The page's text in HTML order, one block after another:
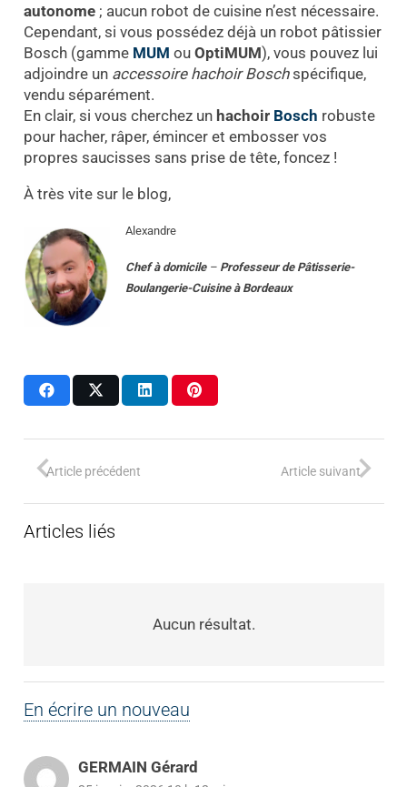
autonome; aucun robot de cuisine n’est nécessaire.
Cependant, si vous possédez déjà un robot pâtissier
Bosch (gamme MUM ou OptiMUM), vous pouvez lui
adjoindre un accessoire hachoir Boschspécifique,
vendu séparément.
En clair, si vous cherchez un hachoir Bosch robuste
pour hacher, râper, émincer et embosser vos
propres saucisses sans prise de tête, foncez !
À très vite sur le blog,
Alexandre
Chef à domicile– Professeur de Pâtisserie-
Boulangerie-Cuisine à Bordeaux
Article précédent Article suivant
Articles liés
Aucun résultat.
En écrire un nouveau
GERMAIN Gérard